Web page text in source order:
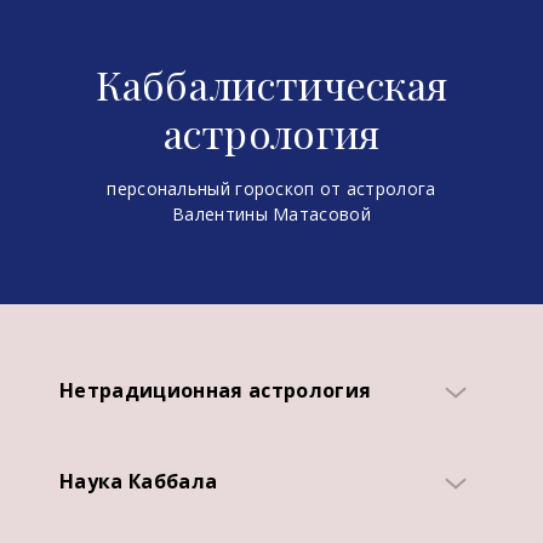
Каббалистическая
астрология
персональный гороскоп от астролога
Валентины Матасовой
Нетрадиционная астрология
других звезд. Ранее неизвестное и
Наука Каббала